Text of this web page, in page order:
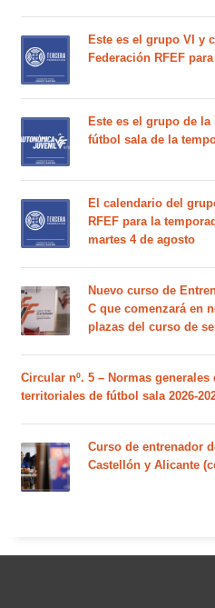
Este es el grupo VI y
Federación RFEF
Este es el grupo de
fútbol sala de la
El calendario del
RFEF para la
martes 4 de agosto
Nuevo curso de
C que comenzará en
plazas del curso de
Circular nº. 5 – Normas
territoriales de fútbol sala 2026-
Curso de entrenador
Castellón y Alicante